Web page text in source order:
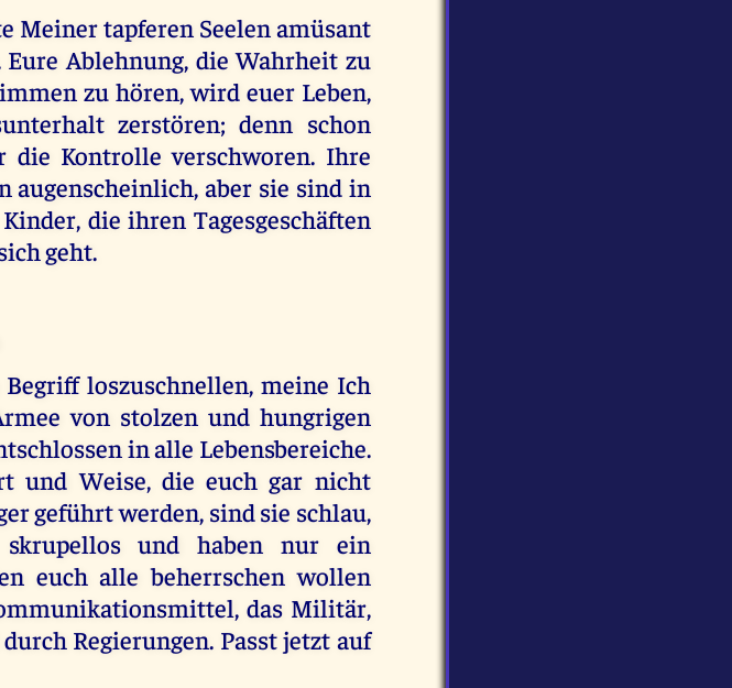
Meiner tapferen Seelen amüsant
Ablehnung, die Wahrheit zu
zu hören, wird euer Leben,
zerstören; denn schon
die Kontrolle verschworen. Ihre
augenscheinlich, aber sie sind in
die ihren Tagesgeschäften
geht.
loszuschnellen, meine Ich
von stolzen und hungrigen
in alle Lebensbereiche.
und Weise, die euch gar nicht
geführt werden, sind sie schlau,
skrupellos und haben nur ein
euch alle beherrschen wollen
das Militär,
Regierungen. Passt jetzt auf